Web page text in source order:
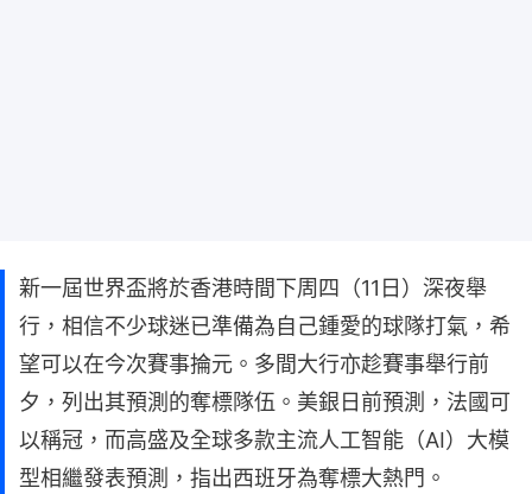
新一屆世界盃將於香港時間下周四（11日）深夜舉
行，相信不少球迷已準備為自己鍾愛的球隊打氣，希
望可以在今次賽事掄元。多間大行亦趁賽事舉行前
夕，列出其預測的奪標隊伍。美銀日前預測，法國可
以稱冠，而高盛及全球多款主流人工智能（AI）大模
型相繼發表預測，指出西班牙為奪標大熱門。